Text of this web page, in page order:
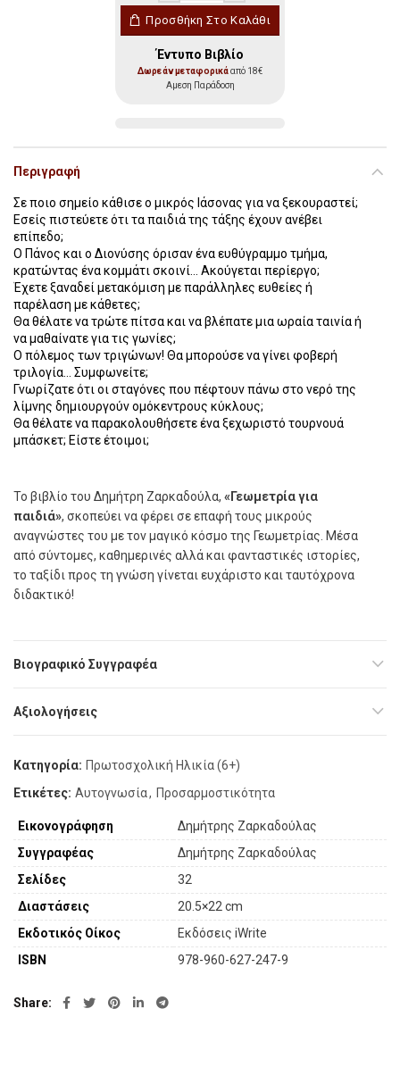
Γεωμετρία για Παιδιά ποσότητα
Προσθήκη Στο Καλάθι
Έντυπο Βιβλίο
Δωρεάν μεταφορικάαπό 18€
Αμεση Παράδοση
Περιγραφή
Σε ποιο σημείο κάθισε ο μικρός Ιάσονας για να ξεκουραστεί;
Εσείς πιστεύετε ότι τα παιδιά της τάξης έχουν ανέβει
επίπεδο;
Ο Πάνος και ο Διονύσης όρισαν ένα ευθύγραμμο τμήμα,
κρατώντας ένα κομμάτι σκοινί… Ακούγεται περίεργο;
Έχετε ξαναδεί μετακόμιση με παράλληλες ευθείες ή
παρέλαση με κάθετες;
Θα θέλατε να τρώτε πίτσα και να βλέπατε μια ωραία ταινία ή
να μαθαίνατε για τις γωνίες;
Ο πόλεμος των τριγώνων! Θα μπορούσε να γίνει φοβερή
τριλογία… Συμφωνείτε;
Γνωρίζατε ότι οι σταγόνες που πέφτουν πάνω στο νερό της
λίμνης δημιουργούν ομόκεντρους κύκλους;
Θα θέλατε να παρακολουθήσετε ένα ξεχωριστό τουρνουά
μπάσκετ; Είστε έτοιμοι;
Το βιβλίο του Δημήτρη Ζαρκαδούλα, «Γεωμετρία για
παιδιά», σκοπεύει να φέρει σε επαφή τους μικρούς
αναγνώστες του με τον μαγικό κόσμο της Γεωμετρίας. Μέσα
από σύντομες, καθημερινές αλλά και φανταστικές ιστορίες,
το ταξίδι προς τη γνώση γίνεται ευχάριστο και ταυτόχρονα
διδακτικό!
Βιογραφικό Συγγραφέα
Αξιολογήσεις
Κατηγορία: Πρωτοσχολική Ηλικία (6+)
Ετικέτες: Αυτογνωσία, Προσαρμοστικότητα
Εικονογράφηση
Δημήτρης Ζαρκαδούλας
Συγγραφέας
Δημήτρης Ζαρκαδούλας
Σελίδες
32
Διαστάσεις
20.5×22 cm
Εκδοτικός Οίκος
Εκδόσεις iWrite
ISBN
978-960-627-247-9
Share